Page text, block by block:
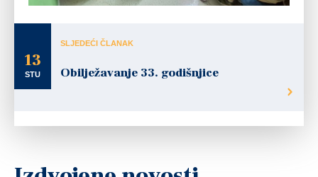
13
STU
SLJEDEĆI ČLANAK
Obilježavanje 33. godišnjice